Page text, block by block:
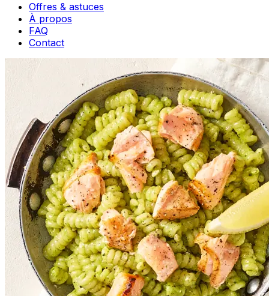
Offres & astuces
À propos
FAQ
Contact